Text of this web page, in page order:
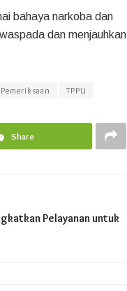
bahaya narkoba dan
dan menjauhkan
Pemeriksaan TPPU
Share
Pelayanan untuk